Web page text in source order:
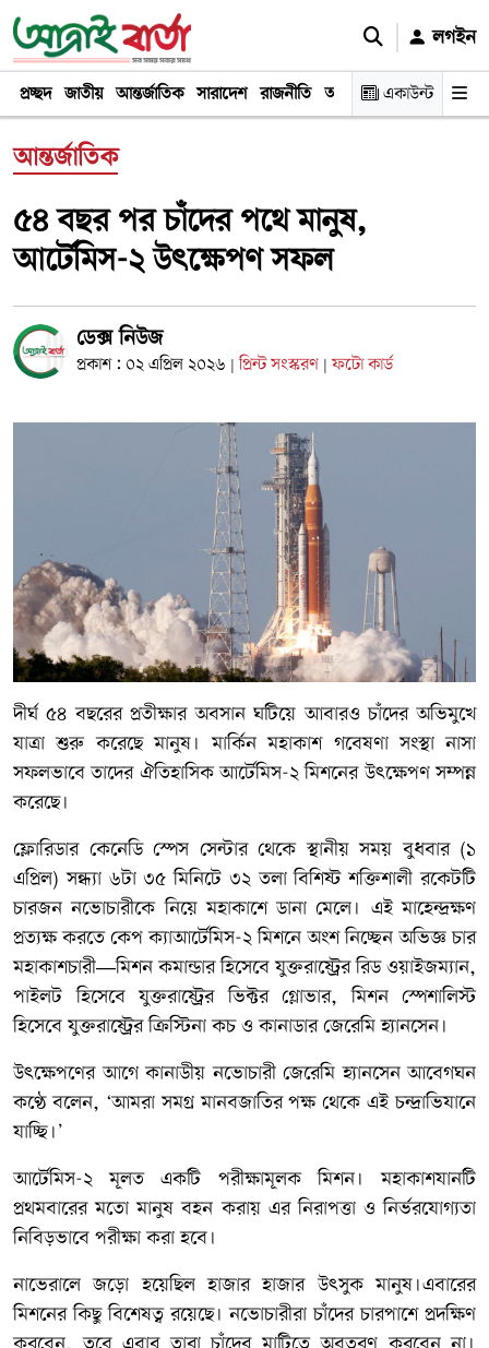
লগইন
প্রচ্ছদ জাতীয় আন্তর্জাতিক সারাদেশ রাজনীতি অর্থনীতি খেলা বিনোদন
একাউন্ট
আন্তর্জাতিক
৫৪ বছর পর চাঁদের পথে মানুষ,
আর্টেমিস-২ উৎক্ষেপণ সফল
ডেক্স নিউজ
প্রকাশ : ০২ এপ্রিল ২০২৬ | প্রিন্ট সংস্করণ | ফটো কার্ড
দীর্ঘ ৫৪ বছরের প্রতীক্ষার অবসান ঘটিয়ে আবারও চাঁদের অভিমুখে
যাত্রা শুরু করেছে মানুষ। মার্কিন মহাকাশ গবেষণা সংস্থা নাসা
সফলভাবে তাদের ঐতিহাসিক আর্টেমিস-২ মিশনের উৎক্ষেপণ সম্পন্ন
করেছে।
ফ্লোরিডার কেনেডি স্পেস সেন্টার থেকে স্থানীয় সময় বুধবার (১
এপ্রিল) সন্ধ্যা ৬টা ৩৫ মিনিটে ৩২ তলা বিশিষ্ট শক্তিশালী রকেটটি
চারজন নভোচারীকে নিয়ে মহাকাশে ডানা মেলে। এই মাহেন্দ্রক্ষণ
প্রত্যক্ষ করতে কেপ ক্যাআর্টেমিস-২ মিশনে অংশ নিচ্ছেন অভিজ্ঞ চার
মহাকাশচারী—মিশন কমান্ডার হিসেবে যুক্তরাষ্ট্রের রিড ওয়াইজম্যান,
পাইলট হিসেবে যুক্তরাষ্ট্রের ভিক্টর গ্লোভার, মিশন স্পেশালিস্ট
হিসেবে যুক্তরাষ্ট্রের ক্রিস্টিনা কচ ও কানাডার জেরেমি হ্যানসেন।
উৎক্ষেপণের আগে কানাডীয় নভোচারী জেরেমি হ্যানসেন আবেগঘন
কণ্ঠে বলেন, ‘আমরা সমগ্র মানবজাতির পক্ষ থেকে এই চন্দ্রাভিযানে
যাচ্ছি।’
আর্টেমিস-২ মূলত একটি পরীক্ষামূলক মিশন। মহাকাশযানটি
প্রথমবারের মতো মানুষ বহন করায় এর নিরাপত্তা ও নির্ভরযোগ্যতা
নিবিড়ভাবে পরীক্ষা করা হবে।
নাভেরালে জড়ো হয়েছিল হাজার হাজার উৎসুক মানুষ।এবারের
মিশনের কিছু বিশেষত্ব রয়েছে। নভোচারীরা চাঁদের চারপাশে প্রদক্ষিণ